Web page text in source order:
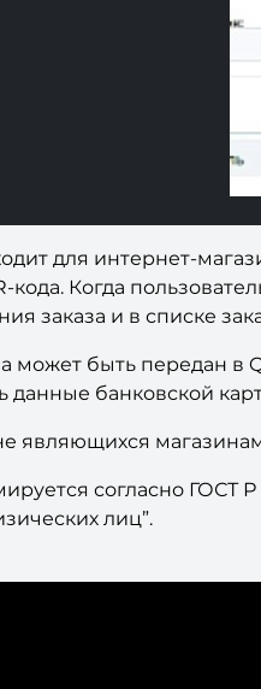
для интернет-
Когда
заказа и в списке
может быть передан в
данные банковской
являющихся
согласно ГОСТ
лиц”.